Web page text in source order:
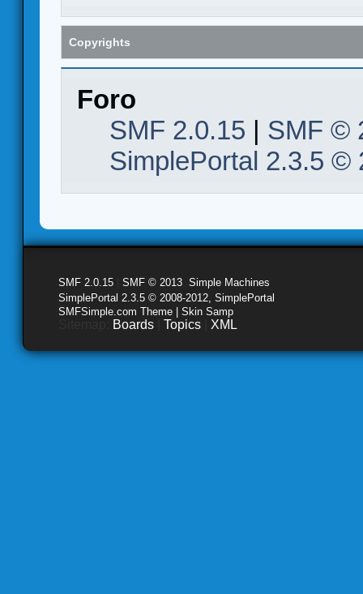
Copyrights
Foro
SMF 2.0.15 | SMF ©
SimplePortal 2.3.5 ©
SMF 2.0.15 SMF © 2013 Simple Machines
SimplePortal 2.3.5 © 2008-2012, SimplePortal
SMFSimple.com Theme | Skin Samp
Boards Topics XML